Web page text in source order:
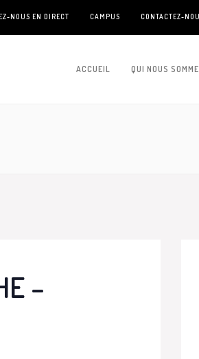
NOUS EN DIRECT CAMPUS CONTACTEZ-
ACCUEIL QUI NOUS
–